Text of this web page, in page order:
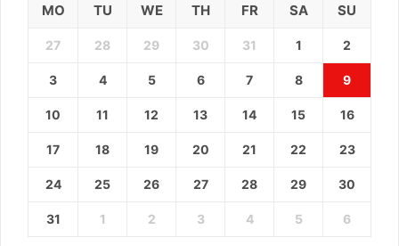
MO TU WE TH FR SA SU
27 28 29 30 31 1 2
3 4 5 6 7 8 9
10 11 12 13 14 15 16
17 18 19 20 21 22 23
24 25 26 27 28 29 30
31 1 2 3 4 5 6